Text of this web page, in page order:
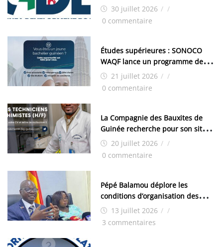
d’aménagement de la zone
industrielle de FANDJE (PAZIF)
30 juillet 2026 / /
0 commentaire
Études supérieures : SONOCO
WAQF lance un programme de
bourses pour la Malaisie
21 juillet 2026 / /
0 commentaire
La Compagnie des Bauxites de
Guinée recherche pour son site
de Kamsar des techniciens
chimistes (H/F)
20 juillet 2026 / /
0 commentaire
Pépé Balamou déplore les
conditions d’organisation des
examens nationaux : « Si ce sont
les élections, on trouve tous les
13 juillet 2026 / /
3 commentaires